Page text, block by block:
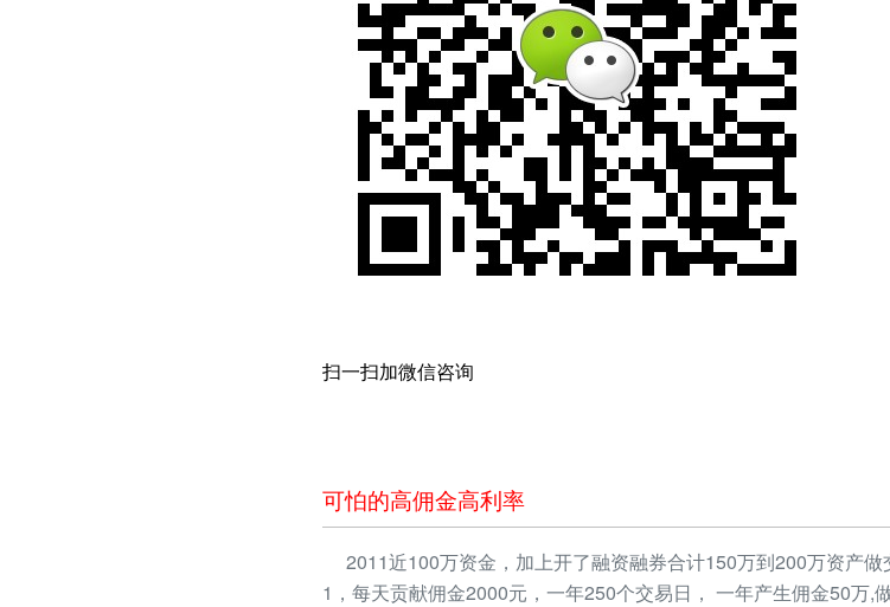
扫一扫加微信咨询
可怕的高佣金高利率
2011近100万资金，加上开了融资融券合计150万到200万资产
1，每天贡献佣金2000元，一年250个交易日， 一年产生佣金50万,